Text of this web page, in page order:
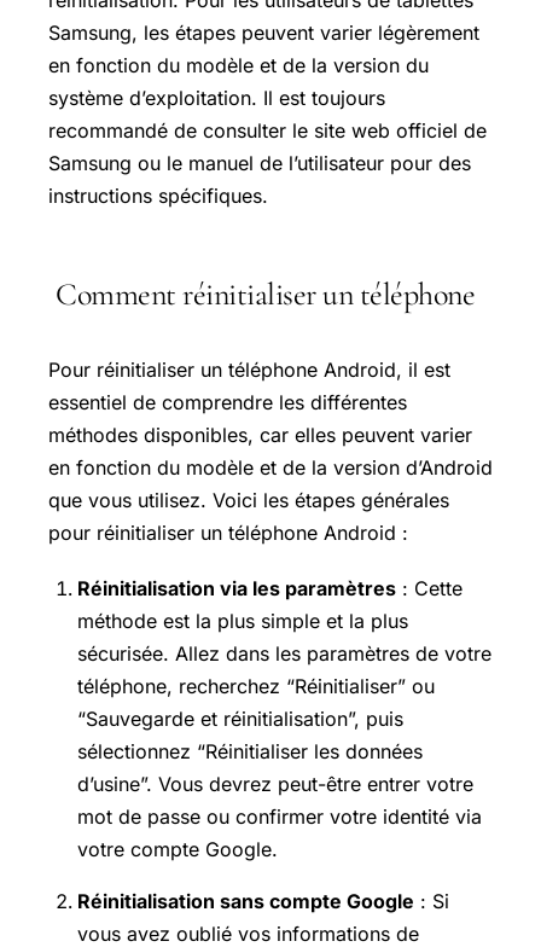
Samsung, les étapes peuvent varier légèrement
en fonction du modèle et de la version du
système d’exploitation. Il est toujours
recommandé de consulter le site web officiel de
Samsung ou le manuel de l’utilisateur pour des
instructions spécifiques.
Comment réinitialiser un téléphone
Pour réinitialiser un téléphone Android, il est
essentiel de comprendre les différentes
méthodes disponibles, car elles peuvent varier
en fonction du modèle et de la version d’Android
que vous utilisez. Voici les étapes générales
pour réinitialiser un téléphone Android :
Réinitialisation via les paramètres : Cette
méthode est la plus simple et la plus
sécurisée. Allez dans les paramètres de votre
téléphone, recherchez “Réinitialiser” ou
“Sauvegarde et réinitialisation”, puis
sélectionnez “Réinitialiser les données
d’usine”. Vous devrez peut-être entrer votre
mot de passe ou confirmer votre identité via
votre compte Google.
Réinitialisation sans compte Google : Si
vous avez oublié vos informations de